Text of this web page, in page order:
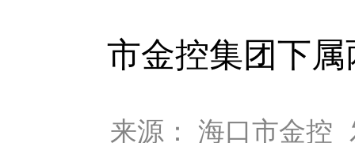
市金控集团下属
来源： 海口市金控